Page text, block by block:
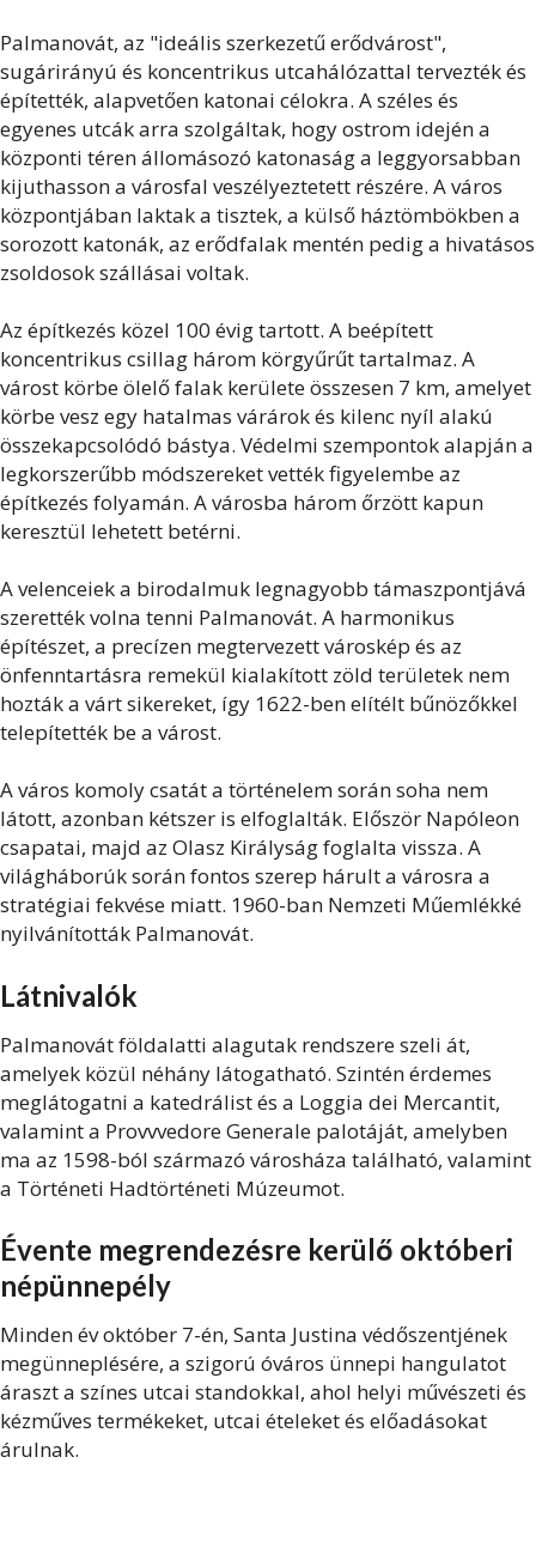
Palmanovát, az "ideális szerkezetű erődvárost",
sugárirányú és koncentrikus utcahálózattal tervezték és
építették, alapvetően katonai célokra. A széles és
egyenes utcák arra szolgáltak, hogy ostrom idején a
központi téren állomásozó katonaság a leggyorsabban
kijuthasson a városfal veszélyeztetett részére. A város
központjában laktak a tisztek, a külső háztömbökben a
sorozott katonák, az erődfalak mentén pedig a hivatásos
zsoldosok szállásai voltak.
Az építkezés közel 100 évig tartott. A beépített
koncentrikus csillag három körgyűrűt tartalmaz. A
várost körbe ölelő falak kerülete összesen 7 km, amelyet
körbe vesz egy hatalmas várárok és kilenc nyíl alakú
összekapcsolódó bástya. Védelmi szempontok alapján a
legkorszerűbb módszereket vették figyelembe az
építkezés folyamán. A városba három őrzött kapun
keresztül lehetett betérni.
A velenceiek a birodalmuk legnagyobb támaszpontjává
szerették volna tenni Palmanovát. A harmonikus
építészet, a precízen megtervezett városkép és az
önfenntartásra remekül kialakított zöld területek nem
hozták a várt sikereket, így 1622-ben elítélt bűnözőkkel
telepítették be a várost.
A város komoly csatát a történelem során soha nem
látott, azonban kétszer is elfoglalták. Először Napóleon
csapatai, majd az Olasz Királyság foglalta vissza. A
világháborúk során fontos szerep hárult a városra a
stratégiai fekvése miatt. 1960-ban Nemzeti Műemlékké
nyilvánították Palmanovát.
Látnivalók
Palmanovát földalatti alagutak rendszere szeli át,
amelyek közül néhány látogatható. Szintén érdemes
meglátogatni a katedrálist és a Loggia dei Mercantit,
valamint a Provvvedore Generale palotáját, amelyben
ma az 1598-ból származó városháza található, valamint
a Történeti Hadtörténeti Múzeumot.
Évente megrendezésre kerülő októberi
népünnepély
Minden év október 7-én, Santa Justina védőszentjének
megünneplésére, a szigorú óváros ünnepi hangulatot
áraszt a színes utcai standokkal, ahol helyi művészeti és
kézműves termékeket, utcai ételeket és előadásokat
árulnak.